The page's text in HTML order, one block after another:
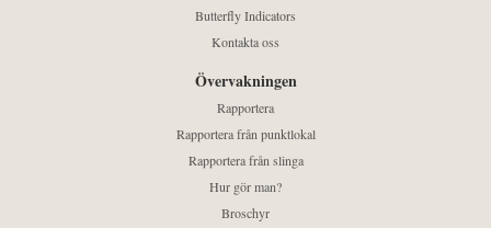
Butterfly Indicators
Kontakta oss
Övervakningen
Rapportera
Rapportera från punktlokal
Rapportera från slinga
Hur gör man?
Broschyr